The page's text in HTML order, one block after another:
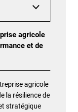
agricole
et de
agricole
la résilience de
stratégique